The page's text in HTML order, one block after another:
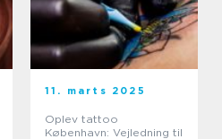
11. marts 2025
Oplev tattoo
København: Vejledning til